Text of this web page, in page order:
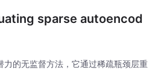
sparse autoencod
力的无监督方法，它通过稀疏瓶颈层重